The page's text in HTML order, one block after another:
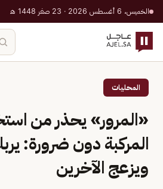
الخميس، 6 أغسطس 2026 · 23 صفر 1448 هـ
المحليات
«المرور» يحذر من
المركبة دون ضرورة:
ويزعج الآخرين